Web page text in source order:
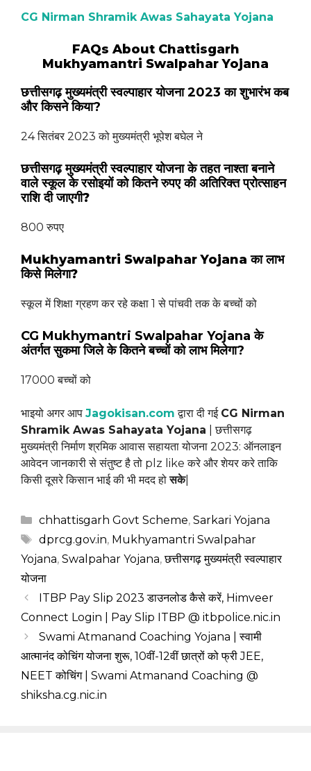
CG Nirman Shramik Awas Sahayata Yojana
FAQs About Chattisgarh
Mukhyamantri Swalpahar Yojana
छत्तीसगढ़ मुख्यमंत्री स्वल्पाहार योजना 2023 का शुभारंभ कब
और किसने किया?
24 सितंबर 2023 को मुख्यमंत्री भूपेश बघेल ने
छत्तीसगढ़ मुख्यमंत्री स्वल्पाहार योजना के तहत नाश्ता बनाने
वाले स्कूल के रसोइयों को कितने रुपए की अतिरिक्त प्रोत्साहन
राशि दी जाएगी?
800 रुपए
Mukhyamantri Swalpahar Yojana का लाभ
किसे मिलेगा?
स्कूल में शिक्षा ग्रहण कर रहे कक्षा 1 से पांचवी तक के बच्चों को
CG Mukhymantri Swalpahar Yojana के
अंतर्गत सुकमा जिले के कितने बच्चों को लाभ मिलेगा?
17000 बच्चों को
भाइयो अगर आप Jagokisan.com द्वारा दी गई CG Nirman
Shramik Awas Sahayata Yojana | छत्तीसगढ़
मुख्यमंत्री निर्माण श्रमिक आवास सहायता योजना 2023: ऑनलाइन
आवेदन जानकारी से संतुष्ट है तो plz like करे और शेयर करे ताकि
किसी दूसरे किसान भाई की भी मदद होसके|
Categories
chhattisgarh Govt Scheme, Sarkari Yojana
Tags
dprcg.gov.in, Mukhyamantri Swalpahar
Yojana, Swalpahar Yojana,छत्तीसगढ़ मुख्यमंत्री स्वल्पाहार
योजना
ITBP Pay Slip 2023 डाउनलोड कैसे करें, Himveer
Connect Login | Pay Slip ITBP @ itbpolice.nic.in
Swami Atmanand Coaching Yojana | स्वामी
आत्मानंद कोचिंग योजना शुरू, 10वीं-12वीं छात्रों को फ्री JEE,
NEET कोचिंग | Swami Atmanand Coaching @
shiksha.cg.nic.in